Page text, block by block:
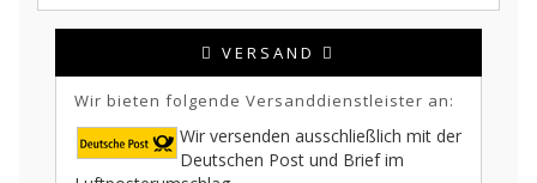
VERSAND
Wir bieten folgende Versanddienstleister an:
Wir versenden ausschließlich mit der
Deutschen Post und Brief im